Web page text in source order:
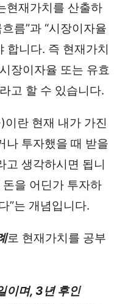
현재가치를 산출하
름”과 “시장이자율
합니다. 즉 현재가치
장이자율 또는 유효
고 할 수 있습니다.
란 현재 내가 가진
나 투자했을 때 받을
고 생각하시면 됩니
을 어딘가 투자하
”는 개념입니다.
로 현재가치를 공부
이며, 3년 후인